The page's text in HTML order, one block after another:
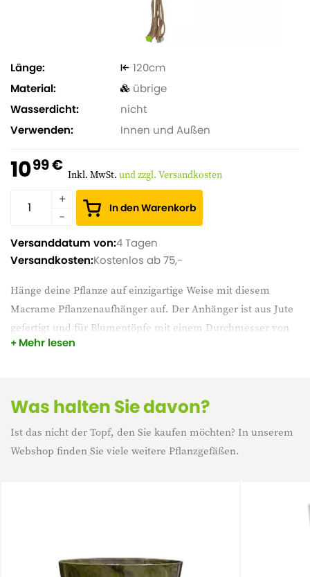
Hänge deine Pflanze auf einzigartige Weise mit diesem
Macrame Pflanzenaufhänger auf. Der Anhänger ist aus Jute
gefertigt und für Blumentöpfe mit einem Durchmesser von
20-28 cm geeignet. Er fällt auch durch seine botanische
Innenbereich. Durch seine neutrale Farbe lässt er sich leicht
Mehr lesen
Länge
120
Material
übrige
Wasserdicht
nicht
Verwenden
Innen und Außen
1099 € Inkl. MwSt. und zzgl. Versandkosten
In den Warenkorb
Versanddatum von:4 Tagen
Versandkosten:Kostenlos ab 75,-
Was halten Sie davon?
Ist das nicht der Topf, den Sie kaufen möchten? In unserem
Webshop finden Sie viele weitere Pflanzgefäßen.